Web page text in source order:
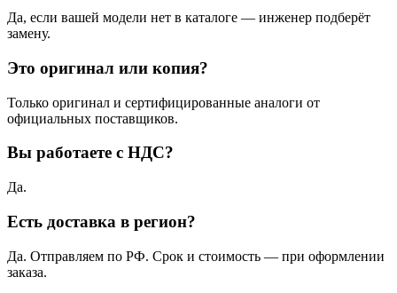
Да, если вашей модели нет в каталоге — инженер подберёт
замену.
Это оригинал или копия?
Только оригинал и сертифицированные аналоги от
официальных поставщиков.
Вы работаете с НДС?
Да.
Есть доставка в регион?
Да. Отправляем по РФ. Срок и стоимость — при оформлении
заказа.